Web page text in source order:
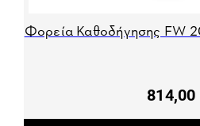
Φορεία Καθοδήγησης FW
814,00